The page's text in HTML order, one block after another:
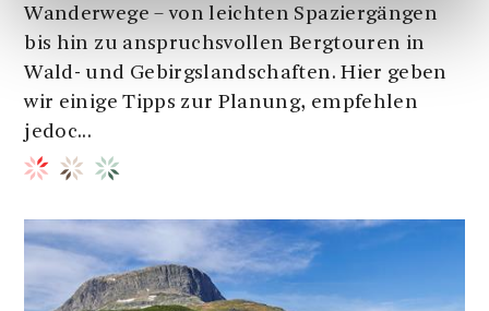
Wanderwege – von leichten Spaziergängen
bis hin zu anspruchsvollen Bergtouren in
Wald- und Gebirgslandschaften. Hier geben
wir einige Tipps zur Planung, empfehlen
jedoc...